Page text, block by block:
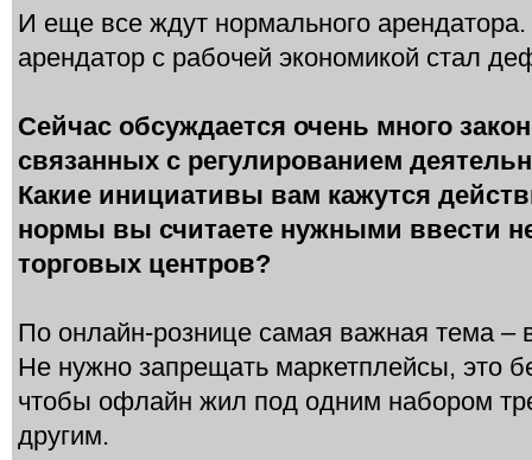
И еще все ждут нормального
арендатор с рабочей экономикой стал
Сейчас обсуждается очень много
связанных с регулированием
Какие инициативы вам кажутся
нормы вы считаете нужными ввести
торговых центров?
По онлайн-рознице самая важная тема –
Не нужно запрещать маркетплейсы, это
чтобы офлайн жил под одним набором
другим.